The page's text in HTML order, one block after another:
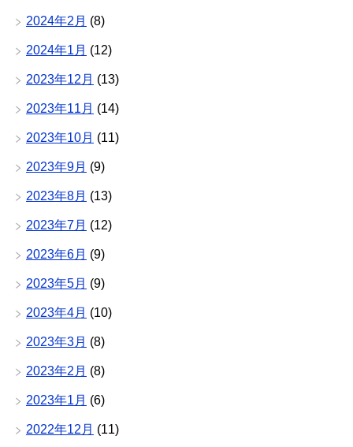
2024年2月 (8)
2024年1月 (12)
2023年12月 (13)
2023年11月 (14)
2023年10月 (11)
2023年9月 (9)
2023年8月 (13)
2023年7月 (12)
2023年6月 (9)
2023年5月 (9)
2023年4月 (10)
2023年3月 (8)
2023年2月 (8)
2023年1月 (6)
2022年12月 (11)